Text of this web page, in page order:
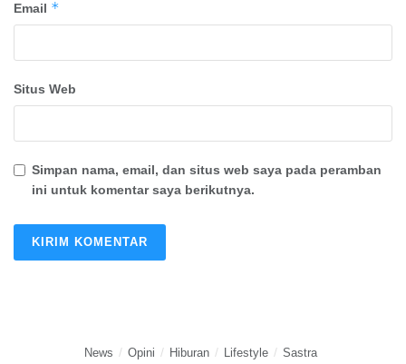
Email *
Situs Web
Simpan nama, email, dan situs web saya pada peramban
ini untuk komentar saya berikutnya.
News Opini Hiburan Lifestyle Sastra